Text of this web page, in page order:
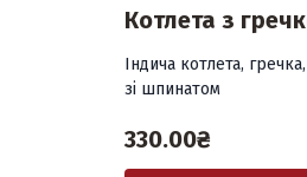
Котлета з
Індича котлета,
зі шпинатом
330.00₴